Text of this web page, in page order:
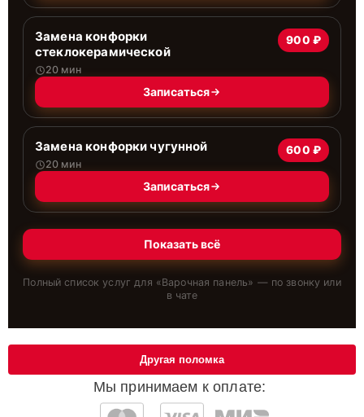
Замена конфорки
стеклокерамической
20 мин
900 ₽
Записаться
Замена конфорки чугунной
20 мин
600 ₽
Записаться
Показать всё
Полный список услуг для «Варочная панель» — по звонку или
в чате
Мы принимаем к оплате:
Другая поломка